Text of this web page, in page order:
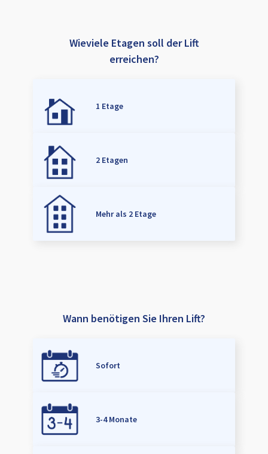
Wieviele Etagen soll der Lift
erreichen?
1 Etage
2 Etagen
Mehr als 2 Etage
Wann benötigen Sie Ihren Lift?
Sofort
3-4 Monate